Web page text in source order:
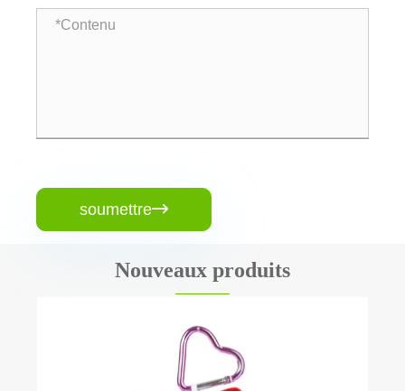
soumettre
Nouveaux produits